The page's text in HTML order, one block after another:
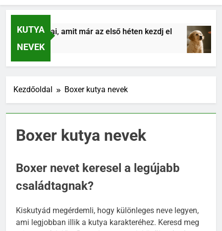
KUTYA
NEVEK
alapjai, amit már az első héten kezdj el
Kezdőoldal Boxer kutya nevek
Boxer kutya nevek
Boxer nevet keresel a legújabb
családtagnak?
Kiskutyád megérdemli, hogy különleges neve legyen,
ami legjobban illik a kutya karakteréhez. Keresd meg